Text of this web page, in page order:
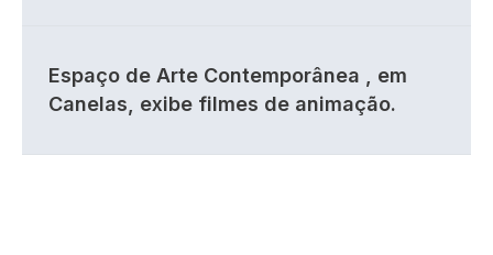
Espaço de Arte Contemporânea , em
Canelas, exibe filmes de animação.